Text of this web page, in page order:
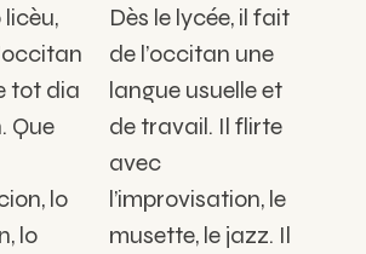
tot dia
Que
lo
lo
Dès le lycée, il fait
de l’occitan une
langue usuelle et
de travail. Il flirte
avec
l’improvisation, le
musette, le jazz. Il